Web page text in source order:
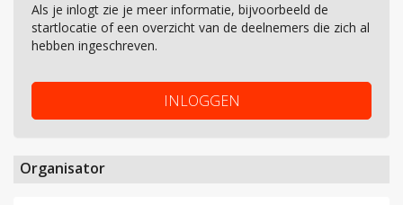
Als je inlogt zie je meer informatie, bijvoorbeeld de
startlocatie of een overzicht van de deelnemers die zich al
hebben ingeschreven.
INLOGGEN
Organisator